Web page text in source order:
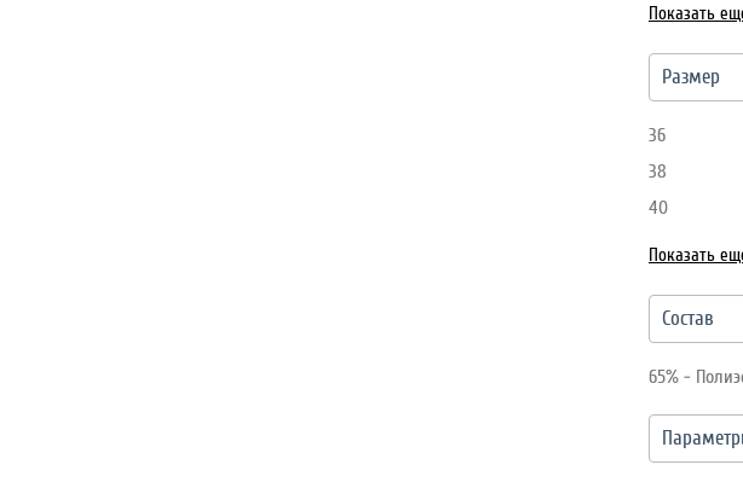
Показать
Размер
36
38
40
Показать
Состав
65% -